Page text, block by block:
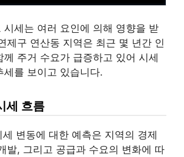
시세는 여러 요인에 의해 영향을 받
제구 연산동 지역은 최근 몇 년간 인
께 주거 수요가 급증하고 있어 시세
세를 보이고 있습니다.
세 흐름
변동에 대한 예측은 지역의 경제
발, 그리고 공급과 수요의 변화에 따